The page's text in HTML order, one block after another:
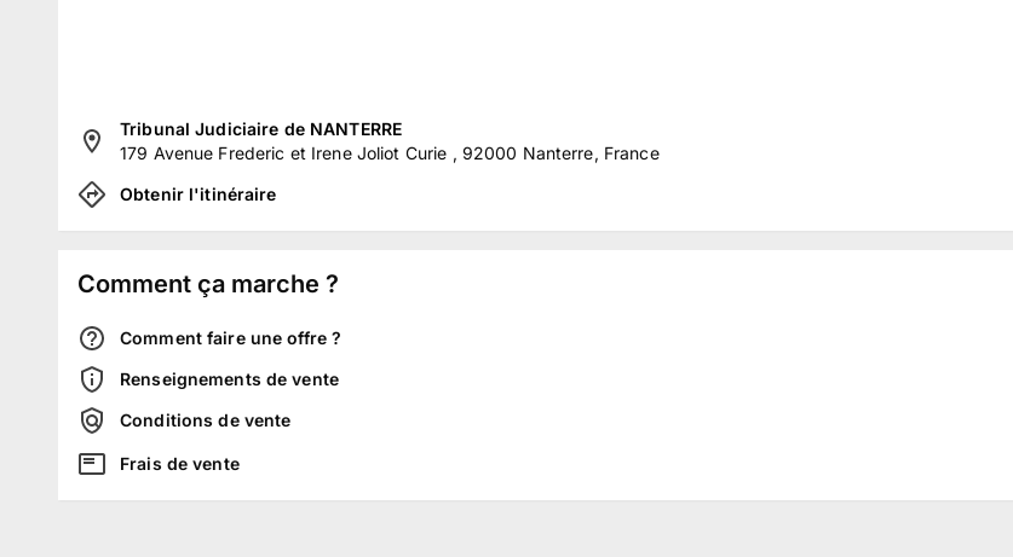
Tribunal Judiciaire de NANTERRE
179 Avenue Frederic et Irene Joliot Curie , 92000 Nanterre, France
Obtenir l'itinéraire
Comment ça marche ?
Comment faire une offre ?
Renseignements de vente
Conditions de vente
Frais de vente